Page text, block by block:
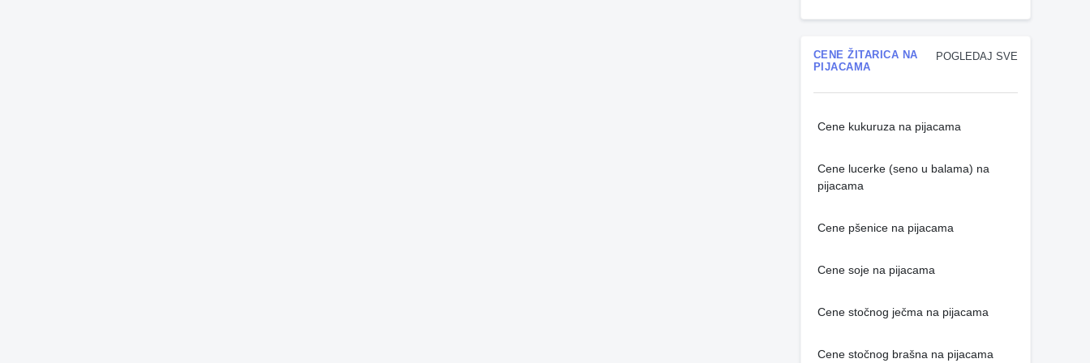
POGLEDAJ SVE
CENE ŽITARICA NA
PIJACAMA
Cene kukuruza na pijacama
Cene lucerke (seno u balama) na
pijacama
Cene pšenice na pijacama
Cene soje na pijacama
Cene stočnog ječma na pijacama
Cene stočnog brašna na pijacama